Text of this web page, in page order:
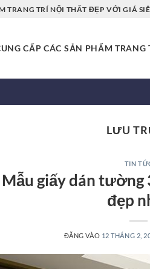
TRANG TRÍ NỘI THẤT ĐẸP VỚI GIÁ
CẤP CÁC SẢN PHẨM
LƯU
TIN
Mẫu giấy dán tường
đẹp
ĐĂNG VÀO 12 THÁNG 2,